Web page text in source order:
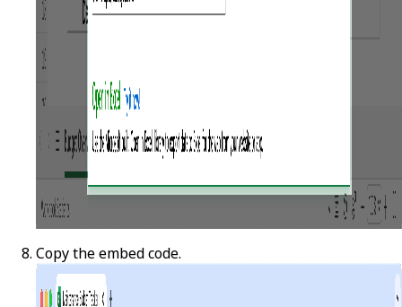
Copy the embed code.